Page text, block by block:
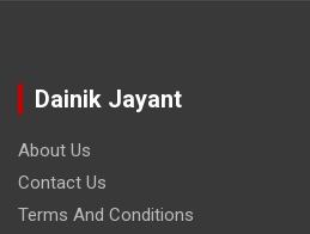
Dainik Jayant
About Us
Contact Us
Terms And Conditions